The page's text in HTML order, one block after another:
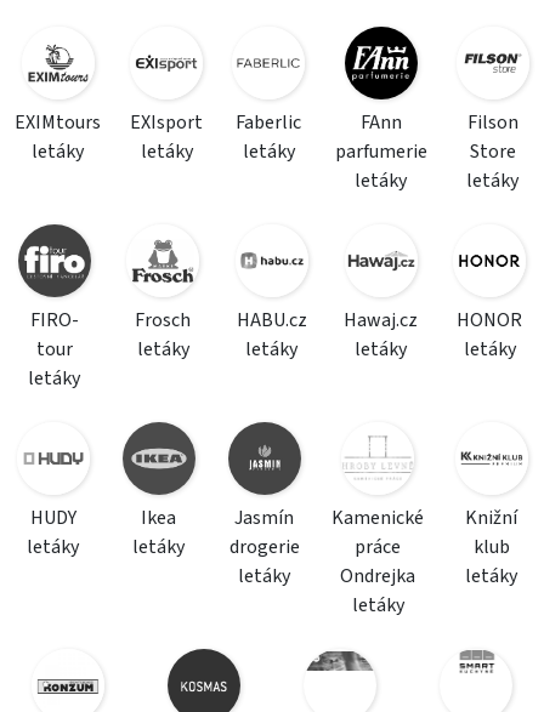
EXIMtours
letáky
EXIsport
letáky
Faberlic
letáky
FAnn
parfumerie
letáky
Filson
Store
letáky
FIRO-
tour
letáky
Frosch
letáky
HABU.cz
letáky
Hawaj.cz
letáky
HONOR
letáky
HUDY
letáky
Ikea
letáky
Jasmín
drogerie
letáky
Kamenické
práce
Ondrejka
letáky
Knižní
klub
letáky